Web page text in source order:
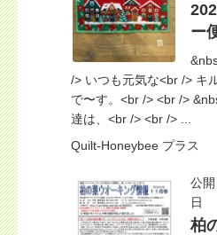
ー
/> いつも元気な<br /> キ
で〜す。<br /> <br />
達は、<br /> <br /> ...
Quilt-Honeybee プラス
公
日
柏